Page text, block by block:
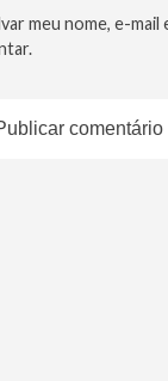
meu nome, e-